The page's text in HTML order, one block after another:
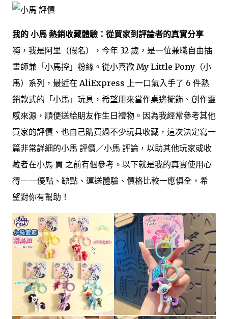
我的 小馬 熱銷收藏體驗：從買家到評論者的真實分享
嗨，我是阿里（假名），今年 32 歲，是一位兼職自由插
畫師兼「小馬控」粉絲。從小喜歡 My Little Pony（小
馬）系列，最近在 AliExpress 上一口氣入手了 6 件熱
銷款式的「小馬」玩具，希望用來當作桌邊擺飾、創作靈
感來源，順便送給朋友作生日禮物。因為我經常參考其他
買家的評價、也自己購買過不少玩具收藏，這次決定寫一
篇非常詳細的小馬 評價／小馬 評論，以助其他玩家或收
藏者在小馬 買 之前有個參考。以下就是我的真實使用心
得——優點、缺點、運送體驗、價格比較一應俱全，希
望對你有幫助！